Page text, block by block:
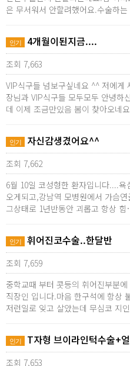
은 무서워서 안할려했어요.수술하
인기 4개월이된지금....
조회 7,663
VIP식구들 넘보구싶네요 ^^ 저에게
장님과 VIP식구들 모두모두 안녕하
데 이제 조금만있음 봄이 찾아오네
인기 자신감생겼어요^^
조회 7,662
6월 10일 코성형한 환자입니다....
오게되고,강남역 모병원에서 가슴
그상태로 1년반동안 괴롭고 항상
인기 휘어진코수술..한달반
조회 7,659
중학교때 부터 콧등의 휘어진부분
직장인 입니다.마음 한구석에 항상
저런일로 잊고 살았는데 무심코 지
인기 T자형 브이라인턱수술+
조회 7,653